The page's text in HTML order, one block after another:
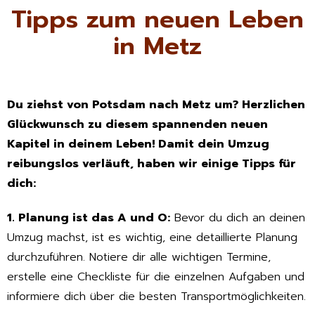
Tipps zum neuen Leben
in Metz
Du ziehst von Potsdam nach Metz um? Herzlichen
Glückwunsch zu diesem spannenden neuen
Kapitel in deinem Leben! Damit dein Umzug
reibungslos verläuft, haben wir einige Tipps für
dich:
1. Planung ist das A und O: Bevor du dich an deinen
Umzug machst, ist es wichtig, eine detaillierte Planung
durchzuführen. Notiere dir alle wichtigen Termine,
erstelle eine Checkliste für die einzelnen Aufgaben und
informiere dich über die besten Transportmöglichkeiten.